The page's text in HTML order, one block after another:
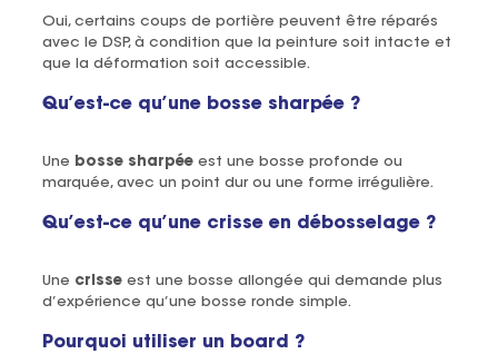
Oui, certains coups de portière peuvent être réparés
avec le DSP, à condition que la peinture soit intacte et
que la déformation soit accessible.
Qu’est-ce qu’une bosse sharpée ?
Une bosse sharpéeest une bosse profonde ou
marquée, avec un point dur ou une forme irrégulière.
Qu’est-ce qu’une crisse en débosselage ?
Une crisseest une bosse allongée qui demande plus
d’expérience qu’une bosse ronde simple.
Pourquoi utiliser un board ?